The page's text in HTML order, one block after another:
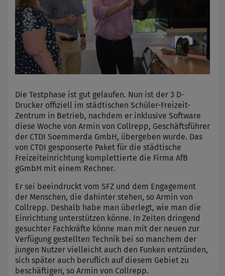
Die Testphase ist gut gelaufen. Nun ist der 3 D-
Drucker offiziell im städtischen Schüler-Freizeit-
Zentrum in Betrieb, nachdem er inklusive Software
diese Woche von Armin von Collrepp, Geschäftsführer
der CTDI Soemmerda GmbH, übergeben wurde. Das
von CTDI gesponserte Paket für die städtische
Freizeiteinrichtung komplettierte die Firma AfB
gGmbH mit einem Rechner.
Er sei beeindruckt vom SFZ und dem Engagement
der Menschen, die dahinter stehen, so Armin von
Collrepp. Deshalb habe man überlegt, wie man die
Einrichtung unterstützen könne. In Zeiten dringend
gesuchter Fachkräfte könne man mit der neuen zur
Verfügung gestellten Technik bei so manchem der
jungen Nutzer vielleicht auch den Funken entzünden,
sich später auch beruflich auf diesem Gebiet zu
beschäftigen, so Armin von Collrepp.